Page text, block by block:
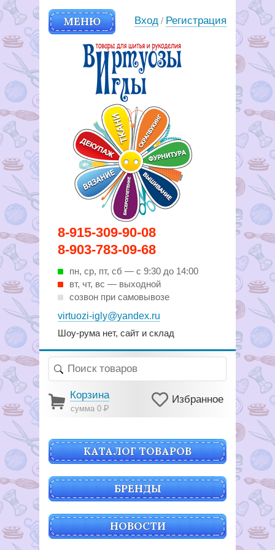
8-915-309-90-08
8-903-783-09-68
пн, ср, пт, cб — с 9:30 до 14:00
вт, чт, вс — выходной
созвон при самовывозе
virtuozi-igly@yandex.ru
Шоу-рума нет, сайт и склад
МЕНЮ
Вирутозы иглы. Товары для
шитья и рукоделья
Вход / Регистрация
Корзина
сумма 0Р
Избранное
КАТАЛОГ ТОВАРОВ
БРЕНДЫ
НОВОСТИ